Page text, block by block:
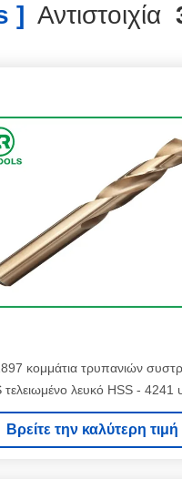
] Αντιστοιχία
κομμάτια τρυπανιών
τελειωμένο λευκό HSS - 4241
60 - σκληρότητα 66HRC
Βρείτε την καλύτερη τιμή